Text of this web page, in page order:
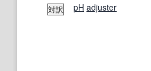
対訳 pH adjuster